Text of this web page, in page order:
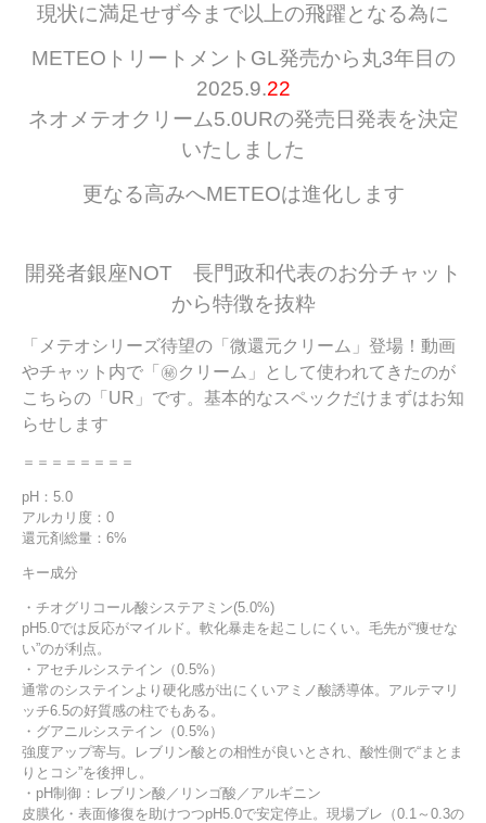
現状に満足せず今まで以上の飛躍となる為に
METEOトリートメントGL発売から丸3年目の
2025.9.22
ネオメテオクリーム5.0URの発売日発表を決定
いたしました
更なる高みへMETEOは進化します
開発者銀座NOT 長門政和代表のお分チャット
から特徴を抜粋
「メテオシリーズ待望の「微還元クリーム」登場！動画
やチャット内で「㊙クリーム」として使われてきたのが
こちらの「UR」です。基本的なスペックだけまずはお知
らせします
＝＝＝＝＝＝＝＝
pH：5.0
アルカリ度：0
還元剤総量：6%
キー成分
・チオグリコール酸システアミン(5.0%)
pH5.0では反応がマイルド。軟化暴走を起こしにくい。毛先が“痩せな
い”のが利点。
・アセチルシステイン（0.5%）
通常のシステインより硬化感が出にくいアミノ酸誘導体。アルテマリ
ッチ6.5の好質感の柱でもある。
・グアニルシステイン（0.5%）
強度アップ寄与。レブリン酸との相性が良いとされ、酸性側で“まとま
りとコシ”を後押し。
・pH制御：レブリン酸／リンゴ酸／アルギニン
皮膜化・表面修復を助けつつpH5.0で安定停止。現場ブレ（0.1～0.3の